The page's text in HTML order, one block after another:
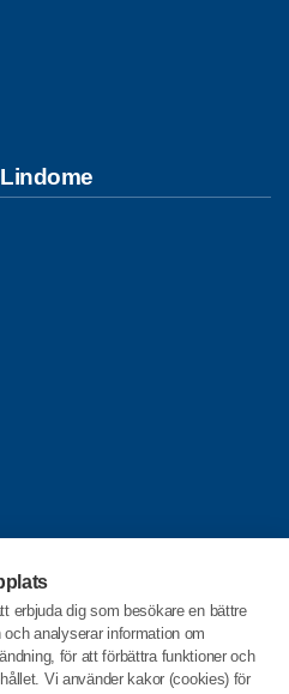
erbjuda dig som besökare en bättre
analyserar information om
för att förbättra funktioner och
Vi använder kakor (cookies) för